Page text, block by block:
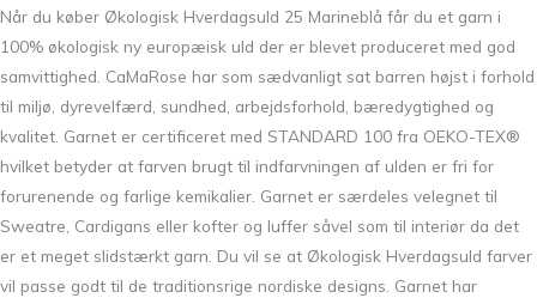
Når du køber Økologisk Hverdagsuld 25 Marineblå får du et garn i
100% økologisk ny europæisk uld der er blevet produceret med god
samvittighed. CaMaRose har som sædvanligt sat barren højst i forhold
til miljø, dyrevelfærd, sundhed, arbejdsforhold, bæredygtighed og
kvalitet. Garnet er certificeret med STANDARD 100 fra OEKO-TEX®
hvilket betyder at farven brugt til indfarvningen af ulden er fri for
forurenende og farlige kemikalier. Garnet er særdeles velegnet til
Sweatre, Cardigans eller kofter og luffer såvel som til interiør da det
er et meget slidstærkt garn. Du vil se at Økologisk Hverdagsuld farver
vil passe godt til de traditionsrige nordiske designs. Garnet har